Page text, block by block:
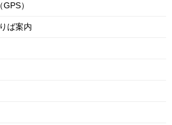
）
ば案内